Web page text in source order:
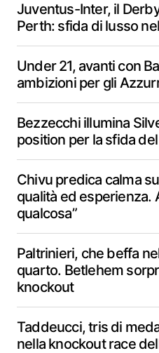
Juventus-Inter, il
Perth: sfida di lusso
Under 21, avanti con
ambizioni per gli
Bezzecchi illumina
position per la sfida
Chivu predica calma
qualità ed esperienza.
qualcosa”
Paltrinieri, che beffa
quarto. Betlehem
knockout
Taddeucci, tris di
nella knockout race